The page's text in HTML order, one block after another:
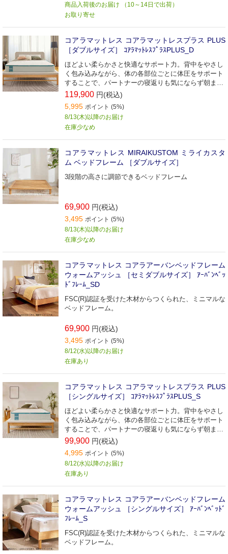
商品入荷後のお届け （10～14日で出荷）
お取り寄せ
コアラマットレス コアラマットレスプラス PLUS
［ダブルサイズ］ ｺｱﾗﾏｯﾄﾚｽﾌﾟﾗｽPLUS_D
ほどよい柔らかさと快適なサポート力。背中をやさし
く包み込みながら、体の各部位ごとに体圧をサポート
することで、パートナーの寝返りも気にならず朝まで
ぐっすり。
119,900 円(税込)
5,995 ポイント (5%)
8/13(木)以降のお届け
在庫少なめ
コアラマットレス MIRAIKUSTOM ミライカスタ
ム ベッドフレーム ［ダブルサイズ］
3段階の高さに調節できるベッドフレーム
69,900 円(税込)
3,495 ポイント (5%)
8/13(木)以降のお届け
在庫少なめ
コアラマットレス コアラアーバンベッドフレーム
ウォームアッシュ ［セミダブルサイズ］ ｱｰﾊﾞﾝﾍﾞｯ
ﾄﾞﾌﾚｰﾑ_SD
FSC(R)認証を受けた木材からつくられた、ミニマルな
ベッドフレーム。
69,900 円(税込)
3,495 ポイント (5%)
8/12(水)以降のお届け
在庫あり
コアラマットレス コアラマットレスプラス PLUS
［シングルサイズ］ ｺｱﾗﾏｯﾄﾚｽﾌﾟﾗｽPLUS_S
ほどよい柔らかさと快適なサポート力。背中をやさし
く包み込みながら、体の各部位ごとに体圧をサポート
することで、パートナーの寝返りも気にならず朝まで
ぐっすり。
99,900 円(税込)
4,995 ポイント (5%)
8/12(水)以降のお届け
在庫あり
コアラマットレス コアラアーバンベッドフレーム
ウォームアッシュ ［シングルサイズ］ ｱｰﾊﾞﾝﾍﾞｯﾄﾞ
ﾌﾚｰﾑ_S
FSC(R)認証を受けた木材からつくられた、ミニマルな
ベッドフレーム。